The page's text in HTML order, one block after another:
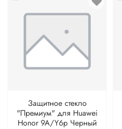
Защитное стекло
"Премиум" для Huawei
Honor 9A/Y6p Черный